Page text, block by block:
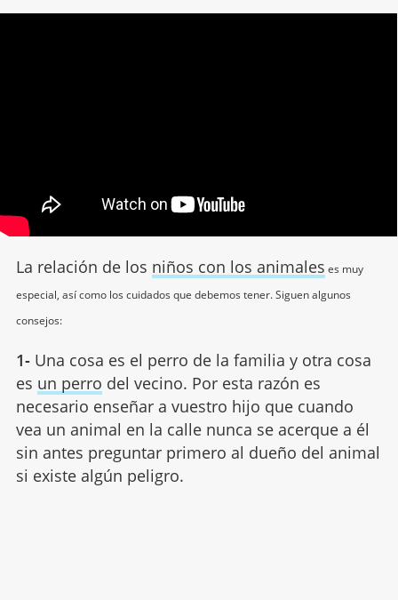
La relación de los niños con los animales es muy
especial, así como los cuidados que debemos tener. Siguen algunos
consejos:
1-Una cosa es el perro de la familia y otra cosa
es un perro del vecino. Por esta razón es
necesario enseñar a vuestro hijo que cuando
vea un animal en la calle nunca se acerque a él
sin antes preguntar primero al dueño del animal
si existe algún peligro.